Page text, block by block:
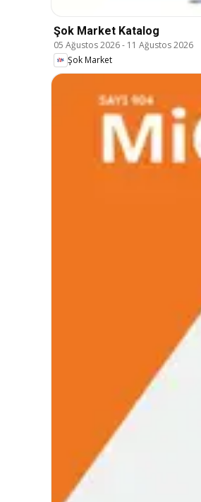
Şok Market Katalog
05 Ağustos 2026- 11 Ağustos 2026
Şok Market